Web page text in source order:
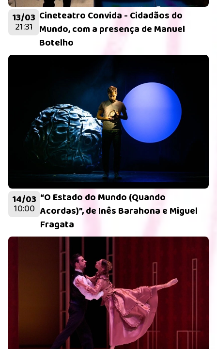
13/03
21:31
Cineteatro Convida - Cidadãos do
Mundo, com a presença de Manuel
Botelho
14/03
10:00
“O Estado do Mundo (Quando
Acordas)”, de Inês Barahona e Miguel
Fragata